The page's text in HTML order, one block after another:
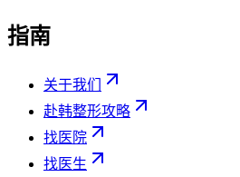
指南
关于我们
赴韩整形攻略
找医院
找医生